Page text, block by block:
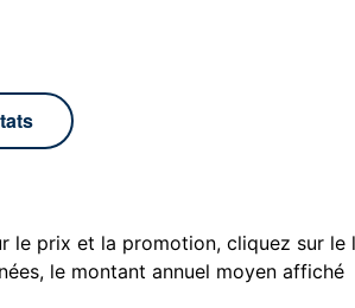
le prix et la promotion, cliquez sur le
le montant annuel moyen affiché